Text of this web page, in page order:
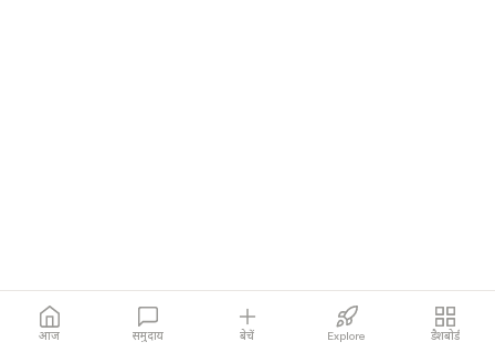
आज समुदाय बेचें Explore डैशबोर्ड